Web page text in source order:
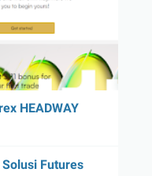
HEADWAY
Futures